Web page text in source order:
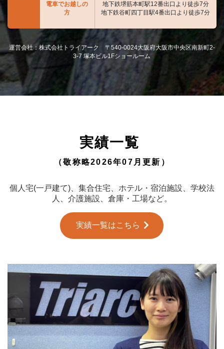
電車でお越しの
方
地下鉄堺筋本町駅12番出口より徒歩7分
地下鉄谷町四丁目駅4番出口より徒歩7分
運営会社：株式会社トライアーク 〒540-0024大阪府大阪市中央区南新町2-
3-7 塚本ビル1Fショールーム
実績一覧
（敬称略2026年07月更新）
個人宅(一戸建て)、集合住宅、ホテル・宿泊施設、学校法
人、介護施設、倉庫・工場など。
実績一覧はこちら